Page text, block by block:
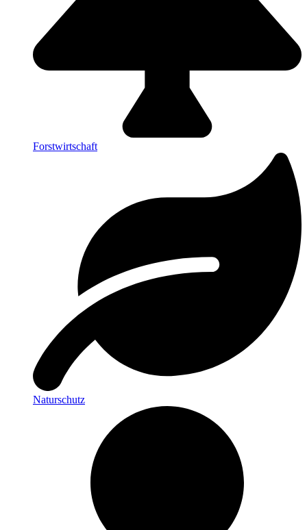
Forstwirtschaft
Naturschutz